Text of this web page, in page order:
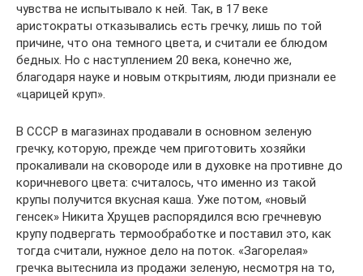
чувства не испытывало к ней. Так, в 17 веке
аристократы отказывались есть гречку, лишь по той
причине, что она темного цвета, и считали ее блюдом
бедных. Но с наступлением 20 века, конечно же,
благодаря науке и новым открытиям, люди признали ее
«царицей круп».
В СССР в магазинах продавали в основном зеленую
гречку, которую, прежде чем приготовить хозяйки
прокаливали на сковороде или в духовке на противне до
коричневого цвета: считалось, что именно из такой
крупы получится вкусная каша. Уже потом, «новый
генсек» Никита Хрущев распорядился всю гречневую
крупу подвергать термообработке и поставил это, как
тогда считали, нужное дело на поток. «Загорелая»
гречка вытеснила из продажи зеленую, несмотря на то,